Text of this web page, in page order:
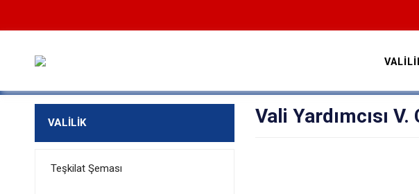
VALİLİK
Teşkilat Şeması
Vali Yardımcısı